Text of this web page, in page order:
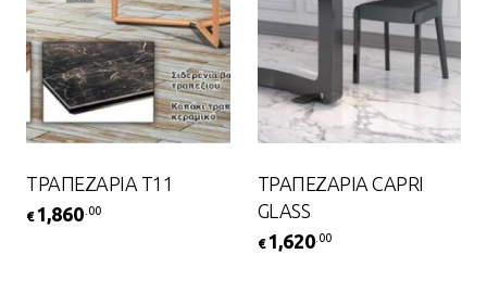
ΤΡΑΠΕΖΑΡΙΑ Τ11
€ 1,860 .00
ΤΡΑΠΕΖΑΡΙΑ CAPRI
GLASS
€ 1,620 .00